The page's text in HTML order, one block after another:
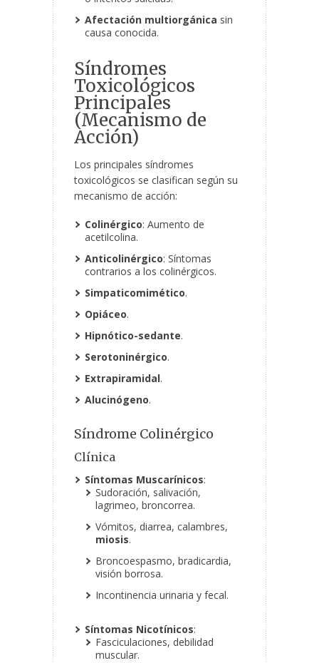
Afectación multiorgánica sin
causa conocida.
Síndromes
Toxicológicos
Principales
(Mecanismo de
Acción)
Los principales síndromes
toxicológicos se clasifican según su
mecanismo de acción:
Colinérgico: Aumento de
acetilcolina.
Anticolinérgico: Síntomas
contrarios a los colinérgicos.
Simpaticomimético.
Opiáceo.
Hipnótico-sedante.
Serotoninérgico.
Extrapiramidal.
Alucinógeno.
Síndrome Colinérgico
Clínica
Síntomas Muscarínicos:
Sudoración, salivación,
lagrimeo, broncorrea.
Vómitos, diarrea, calambres,
miosis.
Broncoespasmo, bradicardia,
visión borrosa.
Incontinencia urinaria y fecal.
Síntomas Nicotínicos:
Fasciculaciones, debilidad
muscular.